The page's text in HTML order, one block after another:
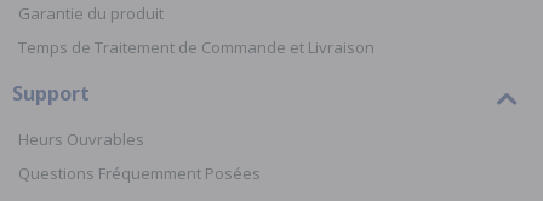
Garantie du produit
Temps de Traitement de Commande et Livraison
Support
Heurs Ouvrables
Questions Fréquemment Posées